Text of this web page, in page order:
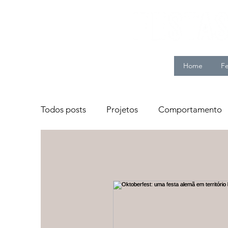
Home
Todos posts Projetos Comportamento